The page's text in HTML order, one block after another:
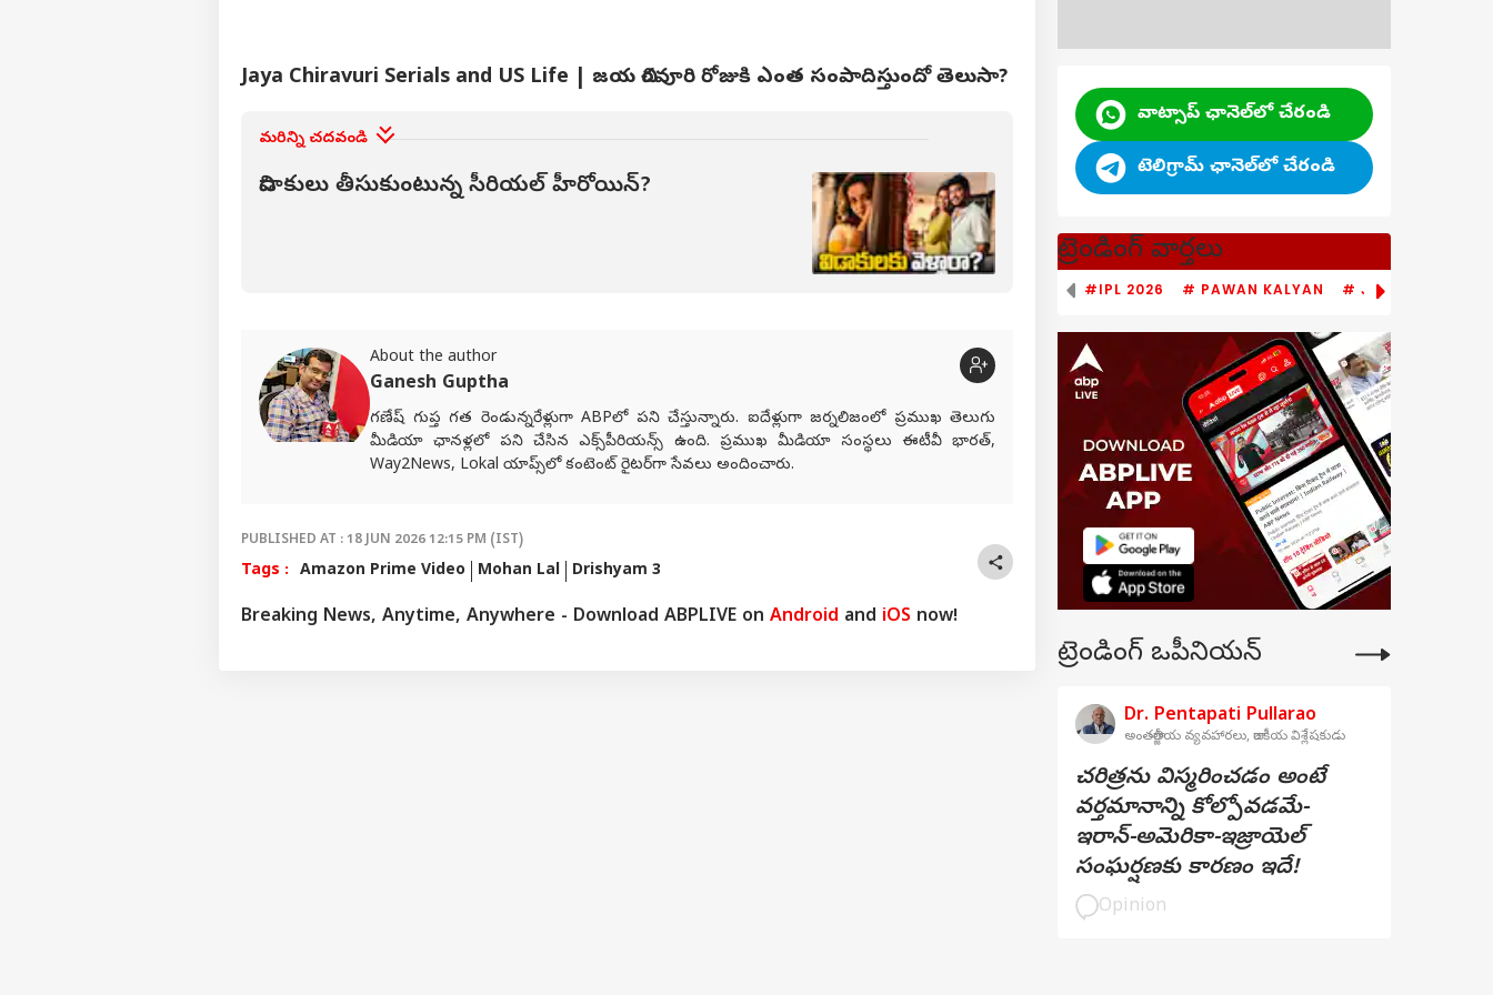
Jaya Chiravuri Serials and US Life | జయ చిరవూరి రోజుకి ఎంత సంపాదిస్తుందో తెలుసా?
మరిన్ని చదవండి
విడాకులు తీసుకుంటున్న సీరియల్ హీరోయిన్?
About the author
Ganesh Guptha
గణేష్ గుప్త గత రెండున్నరేళ్లుగా ABPలో పని చేస్తున్నారు. ఐదేళ్లుగా జర్నలిజంలో ప్రముఖ తెలుగు
మీడియా ఛానళ్లలో పని చేసిన ఎక్స్‌పీరియన్స్ ఉంది. ప్రముఖ మీడియా సంస్థలు ఈటీవీ భారత్,
Way2News, Lokal యాప్స్‌లో కంటెంట్ రైటర్‌గా సేవలు అందించారు.
PUBLISHED AT : 18 JUN 2026 12:15 PM (IST)
Tags : Amazon Prime Video Mohan Lal Drishyam 3
Breaking News, Anytime, Anywhere - Download ABPLIVE on Android and iOS now!
వాట్సాప్ ఛానెల్‌లో చేరండి
టెలిగ్రామ్ ఛానెల్‌లో చేరండి
ట్రెండింగ్ వార్తలు
#IPL 2026 # PAWAN KALYAN # JAGAN MOHAN
ట్రెండింగ్ ఒపీనియన్
Dr. Pentapati Pullarao
అంతర్జాతీయ వ్యవహారలు, రాజకీయ విశ్లేషకుడు
చరిత్రను విస్మరించడం అంటే
వర్తమానాన్ని కోల్పోవడమే-
ఇరాన్-అమెరికా-ఇజ్రాయెల్
సంఘర్షణకు కారణం ఇదే!
Opinion